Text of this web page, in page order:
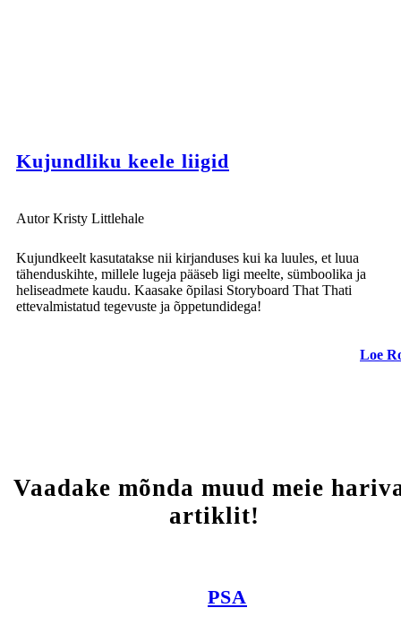
Kujundliku keele liigid
Autor Kristy Littlehale
Kujundkeelt kasutatakse nii kirjanduses kui ka luules, et luua
tähenduskihte, millele lugeja pääseb ligi meelte, sümboolika ja
heliseadmete kaudu. Kaasake õpilasi Storyboard That Thati
ettevalmistatud tegevuste ja õppetundidega!
Loe
Vaadake mõnda muud meie
artiklit!
PSA